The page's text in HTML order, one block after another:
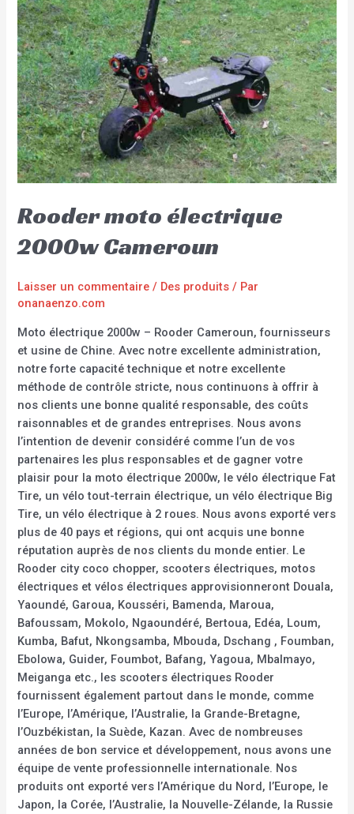
Rooder moto électrique
2000w Cameroun
Laisser un commentaire / Des produits / Par
onanaenzo.com
Moto électrique 2000w – Rooder Cameroun, fournisseurs
et usine de Chine. Avec notre excellente administration,
notre forte capacité technique et notre excellente
méthode de contrôle stricte, nous continuons à offrir à
nos clients une bonne qualité responsable, des coûts
raisonnables et de grandes entreprises. Nous avons
l’intention de devenir considéré comme l’un de vos
partenaires les plus responsables et de gagner votre
plaisir pour la moto électrique 2000w, le vélo électrique Fat
Tire, un vélo tout-terrain électrique, un vélo électrique Big
Tire, un vélo électrique à 2 roues. Nous avons exporté vers
plus de 40 pays et régions, qui ont acquis une bonne
réputation auprès de nos clients du monde entier. Le
Rooder city coco chopper, scooters électriques, motos
électriques et vélos électriques approvisionneront Douala,
Yaoundé, Garoua, Kousséri, Bamenda, Maroua,
Bafoussam, Mokolo, Ngaoundéré, Bertoua, Edéa, Loum,
Kumba, Bafut, Nkongsamba, Mbouda, Dschang , Foumban,
Ebolowa, Guider, Foumbot, Bafang, Yagoua, Mbalmayo,
Meiganga etc., les scooters électriques Rooder
fournissent également partout dans le monde, comme
l’Europe, l’Amérique, l’Australie, la Grande-Bretagne,
l’Ouzbékistan, la Suède, Kazan. Avec de nombreuses
années de bon service et développement, nous avons une
équipe de vente professionnelle internationale. Nos
produits ont exporté vers l’Amérique du Nord, l’Europe, le
Japon, la Corée, l’Australie, la Nouvelle-Zélande, la Russie